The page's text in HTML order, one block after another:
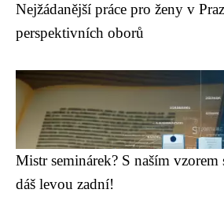
Nejžádanější práce pro ženy v
perspektivních oborů
Mistr seminárek? S naším vzorem
dáš levou zadní!